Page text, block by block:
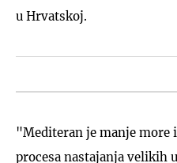
u Hrvatskoj.
"Mediteran je manje more
procesa nastajanja velikih